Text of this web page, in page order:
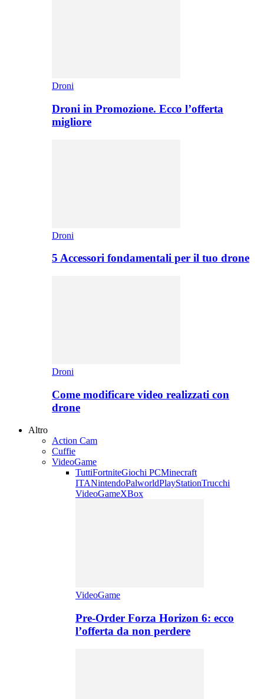
Droni
Droni in Promozione. Ecco l’offerta
migliore
Droni
5 Accessori fondamentali per il tuo drone
Droni
Come modificare video realizzati con
drone
Altro
Action Cam
Cuffie
VideoGame
TuttiFortniteGiochi PCMinecraft
ITANintendoPalworldPlayStationTrucchi
VideoGameXBox
VideoGame
Pre-Order Forza Horizon 6: ecco
l’offerta da non perdere